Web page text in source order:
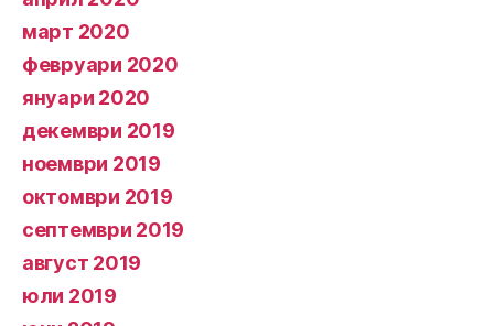
март 2020
февруари 2020
януари 2020
декември 2019
ноември 2019
октомври 2019
септември 2019
август 2019
юли 2019